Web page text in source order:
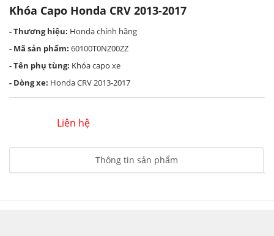
Khóa Capo Honda CRV 2013-2017
- Thương hiệu: Honda chính hãng
- Mã sản phẩm: 60100T0NZ00ZZ
- Tên phụ tùng: Khóa capo xe
- Dòng xe: Honda CRV 2013-2017
Liên hệ
Thông tin sản phẩm